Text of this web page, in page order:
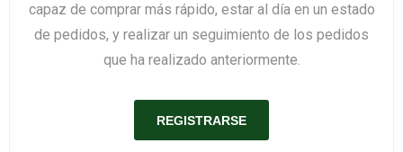
capaz de comprar más rápido, estar al día en un estado
de pedidos, y realizar un seguimiento de los pedidos
que ha realizado anteriormente.